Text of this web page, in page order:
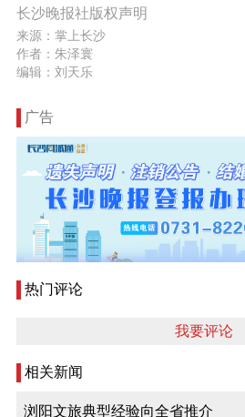
长沙晚报社版权声明
来源：掌上长沙
作者：朱泽寰
编辑：刘天乐
广告
热门评论
我要评论
相关新闻
浏阳文旅典型经验向全省推介